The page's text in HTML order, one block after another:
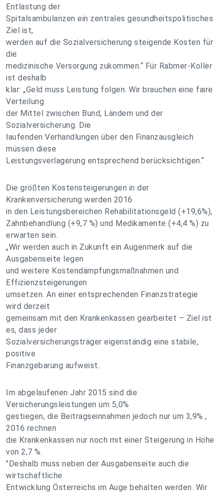
Entlastung der
Spitalsambulanzen ein zentrales gesundheitspolitisches
Ziel ist,
werden auf die Sozialversicherung steigende Kosten für
die
medizinische Versorgung zukommen.“ Für Rabmer-Koller
ist deshalb
klar: „Geld muss Leistung folgen. Wir brauchen eine faire
Verteilung
der Mittel zwischen Bund, Ländern und der
Sozialversicherung. Die
laufenden Verhandlungen über den Finanzausgleich
müssen diese
Leistungsverlagerung entsprechend berücksichtigen.“
Die größten Kostensteigerungen in der
Krankenversicherung werden 2016
in den Leistungsbereichen Rehabilitationsgeld (+19,6%),
Zahnbehandlung (+9,7 %) und Medikamente (+4,4 %) zu
erwarten sein.
„Wir werden auch in Zukunft ein Augenmerk auf die
Ausgabenseite legen
und weitere Kostendämpfungsmaßnahmen und
Effizienzsteigerungen
umsetzen. An einer entsprechenden Finanzstrategie
wird derzeit
gemeinsam mit den Krankenkassen gearbeitet – Ziel ist
es, dass jeder
Sozialversicherungsträger eigenständig eine stabile,
positive
Finanzgebarung aufweist.
Im abgelaufenen Jahr 2015 sind die
Versicherungsleistungen um 5,0%
gestiegen, die Beitragseinnahmen jedoch nur um 3,9% ,
2016 rechnen
die Krankenkassen nur noch mit einer Steigerung in Höhe
von 2,7 %.
"Deshalb muss neben der Ausgabenseite auch die
wirtschaftliche
Entwicklung Österreichs im Auge behalten werden. Wir